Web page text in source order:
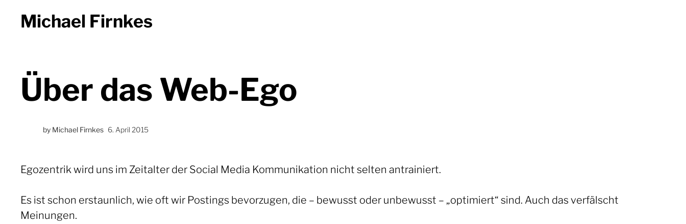
Michael Firnkes
Über das Web-Ego
by Michael Firnkes 6. April 2015
Egozentrik wird uns im Zeitalter der Social Media Kommunikation nicht selten antrainiert.
Es ist schon erstaunlich, wie oft wir Postings bevorzugen, die – bewusst oder unbewusst – „optimiert“ sind. Auch das verfälscht
Meinungen.